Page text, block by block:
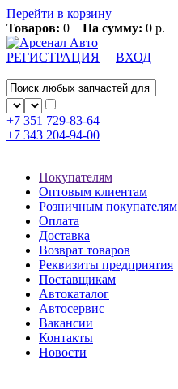
Перейти в корзину
Товаров: 0 На сумму: 0 р.
РЕГИСТРАЦИЯ ВХОД
+7 351 729-83-64
+7 343 204-94-00
Покупателям
Оптовым клиентам
Розничным покупателям
Оплата
Доставка
Возврат товаров
Реквизиты предприятия
Поставщикам
Автокаталог
Автосервис
Вакансии
Контакты
Новости